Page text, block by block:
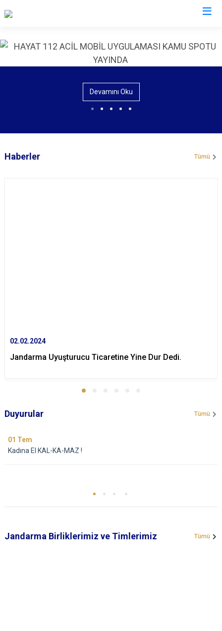
Devamını Oku
Haberler Tümü
02.02.2024
Jandarma Uyuşturucu Ticaretine Yine Dur Dedi.
Duyurular Tümü
01 Tem
Kadına El KAL-KA-MAZ !
Jandarma Birliklerimiz ve Timlerimiz Tümü